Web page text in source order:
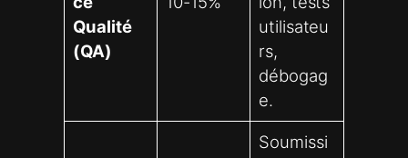
Qualité
(QA)
utilisateu
rs,
débogag
e.
Soumissi